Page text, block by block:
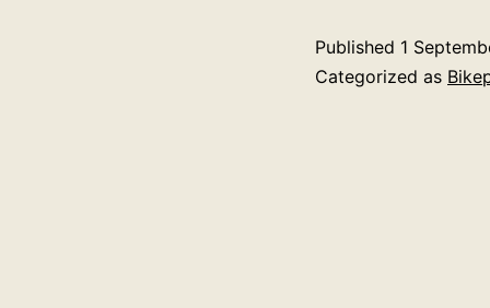
Published 1
Categorized as